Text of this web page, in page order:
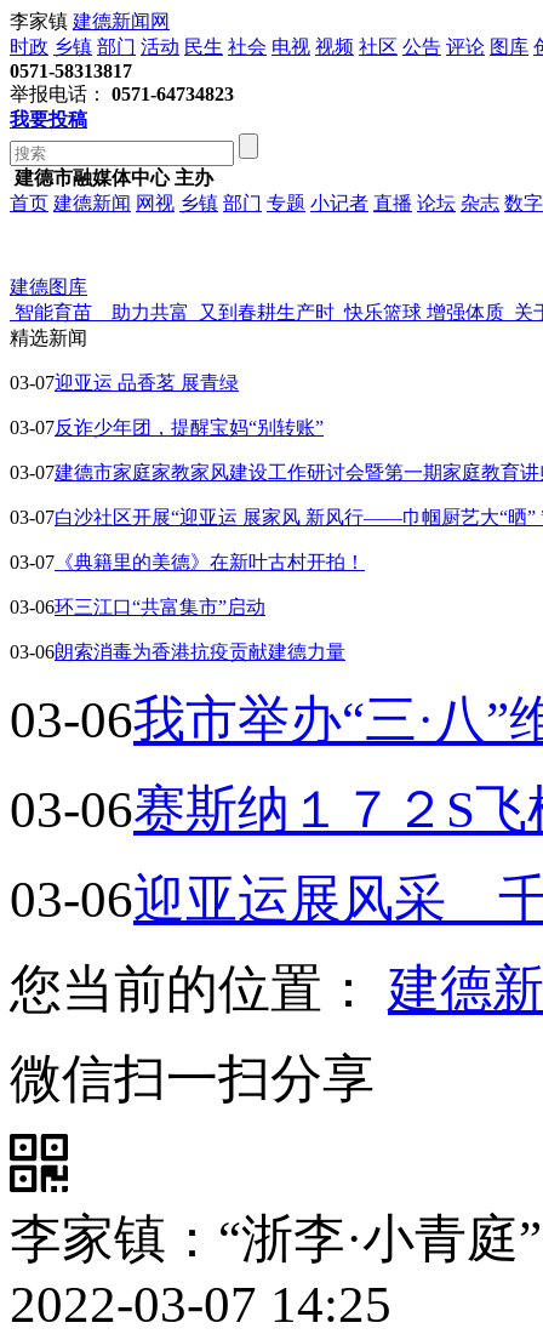
李家镇 建德新闻网
时政 乡镇 部门 活动 民生 社会 电视 视频 社区 公告 评论 图库
0571-58313817
举报电话：
0571-64734823
我要投稿
建德市融媒体中心 主办
首页 建德新闻 网视 乡镇 部门 专题 小记者 直播 论坛 杂志 数
建德图库
智能育苗 助力共富
又到春耕生产时 快乐篮球 增强体质 关
精选新闻
03-07迎亚运 品香茗 展青绿
03-07反诈少年团，提醒宝妈“别转账”
03-07建德市家庭家教家风建设工作研讨会暨第一期家庭教育
03-07白沙社区开展“迎亚运 展家风 新风行——巾帼厨艺大“晒”
03-07 《典籍里的美德》在新叶古村开拍！
03-06环三江口“共富集市”启动
03-06朗索消毒为香港抗疫贡献建德力量
03-06我市举办“三·八”
03-06赛斯纳１７２S
03-06迎亚运展风采
您当前的位置： 建德
微信扫一扫分享
李家镇：“浙李·小青
2022-03-07 14:25